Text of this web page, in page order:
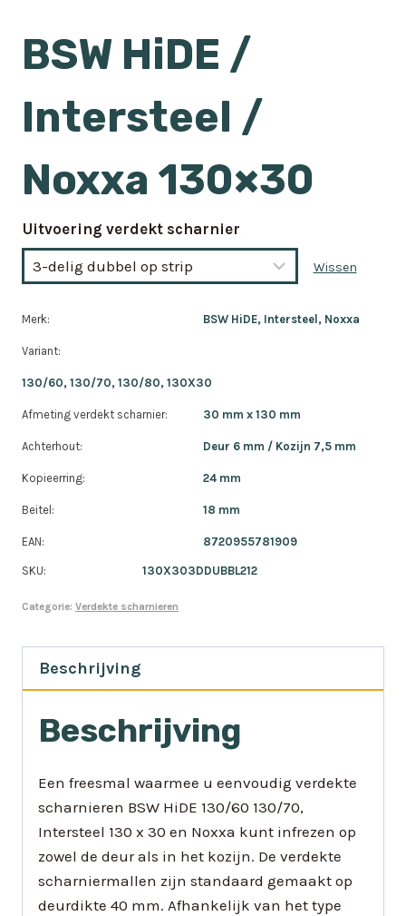
BSW HiDE /
Intersteel /
Noxxa 130×30
Uitvoering verdekt scharnier
Wissen
Merk: BSW HiDE, Intersteel, Noxxa
Variant:
130/60, 130/70, 130/80, 130X30
Afmeting verdekt scharnier: 30 mm x 130 mm
Achterhout: Deur 6 mm / Kozijn 7,5 mm
Kopieerring: 24 mm
Beitel: 18 mm
EAN: 8720955781909
SKU: 130X303DDUBBL212
Categorie: Verdekte scharnieren
Beschrijving
Beschrijving
Een freesmal waarmee u eenvoudig verdekte
scharnieren BSW HiDE 130/60 130/70,
Intersteel 130 x 30 en Noxxa kunt infrezen op
zowel de deur als in het kozijn. De verdekte
scharniermallen zijn standaard gemaakt op
deurdikte 40 mm. Afhankelijk van het type